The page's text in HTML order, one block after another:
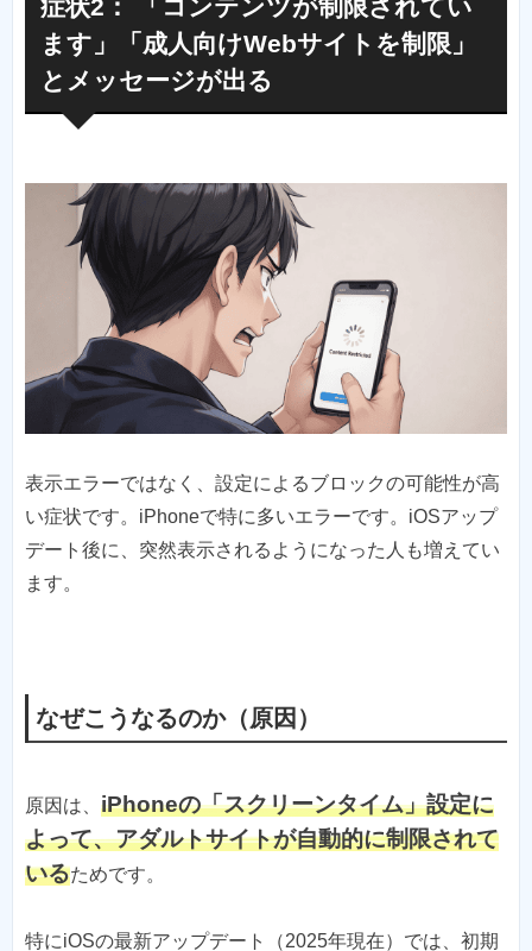
症状2： 「コンテンツが制限されてい
ます」「成人向けWebサイトを制限」
とメッセージが出る
表示エラーではなく、設定によるブロックの可能性が高
い症状です。iPhoneで特に多いエラーです。iOSアップ
デート後に、突然表示されるようになった人も増えてい
ます。
なぜこうなるのか（原因）
原因は、 iPhoneの「スクリーンタイム」設定に
よって、アダルトサイトが自動的に制限されて
いるためです。
特にiOSの最新アップデート（2025年現在）では、初期